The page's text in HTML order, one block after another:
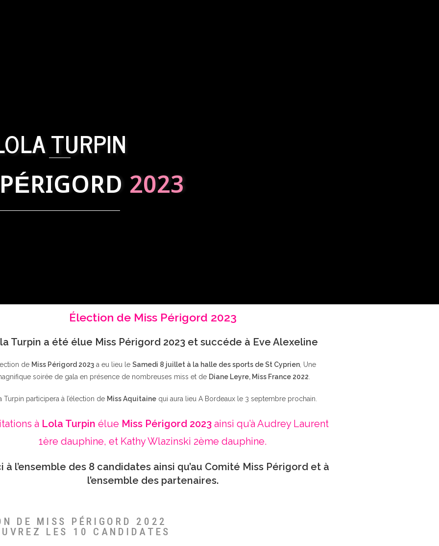
TURPIN
2023
Élection de Miss Périgord 2023
Turpin a été élue Miss Périgord 2023 et succéde à Eve Alexeline
de Miss Périgord 2023a eu lieu le Samedi 8 juillet à la halle des sports de St Cyprien, Une
soirée de gala en présence de nombreuses miss et de Diane Leyre, Miss France 2022
Turpin participera à l’élection de Miss Aquitaine qui aura lieu A Bordeaux le 3 septembre prochain.
à Lola Turpin élue Miss Périgord 2023ainsi qu’à Audrey Laurent
1ère dauphine, et Kathy Wlazinski 2ème dauphine.
à l’ensemble des 8 candidates ainsi qu’au Comité Miss Périgord et à
l’ensemble des partenaires.
DE MISS PÉRIGORD 2022
LES 10 CANDIDATES